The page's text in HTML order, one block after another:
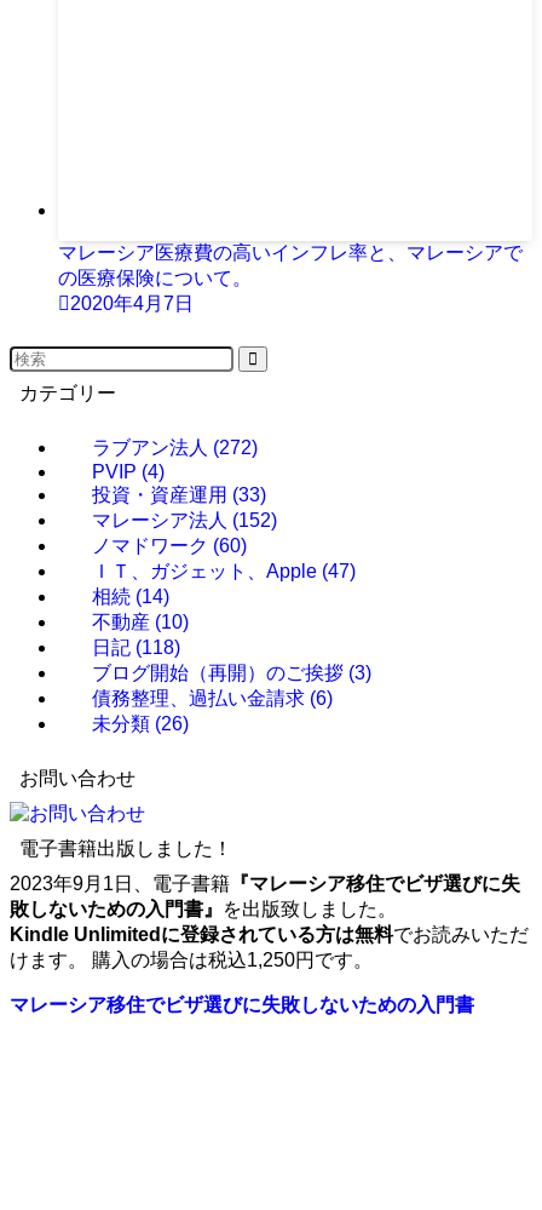
マレーシア医療費の高いインフレ率と、マレーシアで
の医療保険について。
2020年4月7日
カテゴリー
ラブアン法人 (272)
PVIP (4)
投資・資産運用 (33)
マレーシア法人 (152)
ノマドワーク (60)
ＩＴ、ガジェット、Apple (47)
相続 (14)
不動産 (10)
日記 (118)
ブログ開始（再開）のご挨拶 (3)
債務整理、過払い金請求 (6)
未分類 (26)
お問い合わせ
電子書籍出版しました！
2023年9月1日、電子書籍 『マレーシア移住でビザ選びに失
敗しないための入門書』
を出版致しました。
Kindle Unlimitedに登録されている方は無料でお読みいただ
けます。 購入の場合は税込1,250円です。
マレーシア移住でビザ選びに失敗しないための入門書